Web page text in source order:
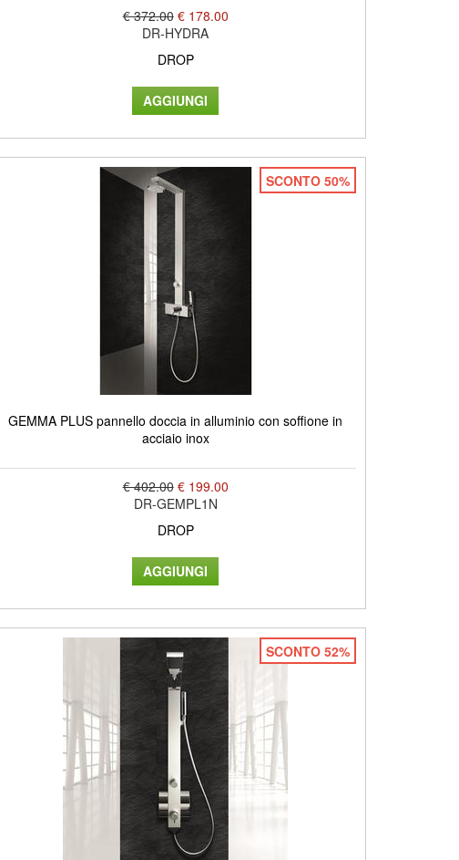
€ 372.00 € 178.00
DR-HYDRA
DROP
SCONTO 50%
GEMMA PLUS pannello doccia in alluminio con soffione in
acciaio inox
€ 402.00 € 199.00
DR-GEMPL1N
DROP
SCONTO 52%